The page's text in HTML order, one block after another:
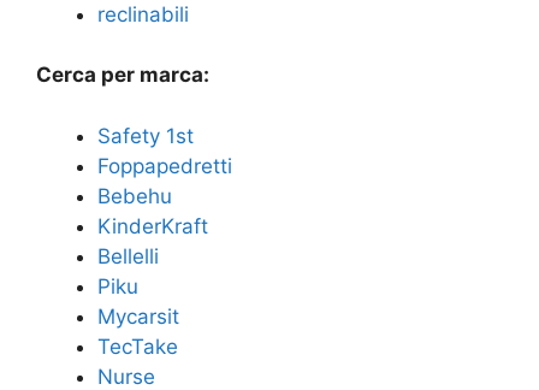
reclinabili
Cerca per marca:
Safety 1st
Foppapedretti
Bebehu
KinderKraft
Bellelli
Piku
Mycarsit
TecTake
Nurse